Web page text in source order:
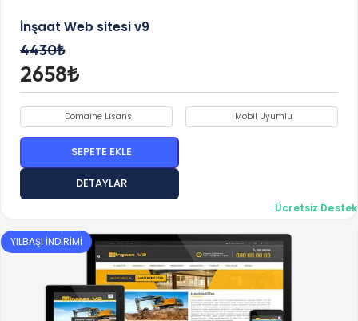
İnşaat Web sitesi v9
4430₺
2658₺
Ücretsiz Destek
Domaine Lisans Mobil Uyumlu
SEPETE EKLE
DETAYLAR
YILBAŞI İNDİRİMİ